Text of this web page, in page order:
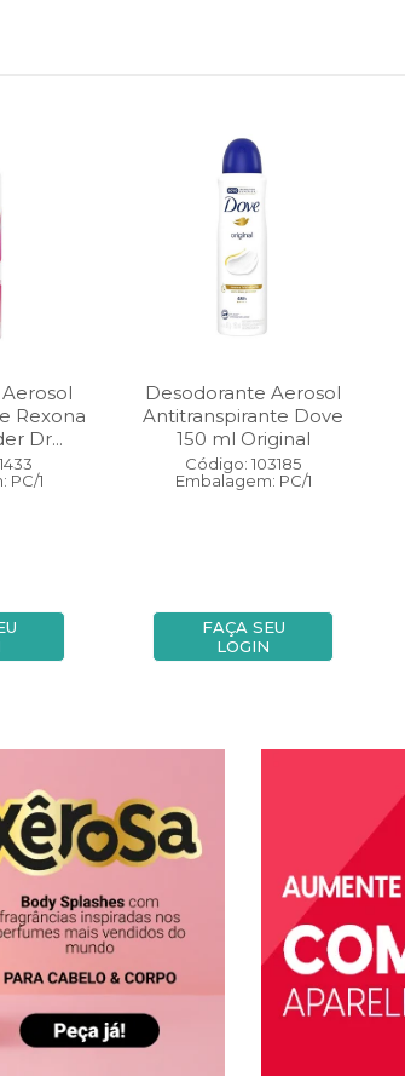
Rexona
Dr...
PC/1
Desodorante Aerosol
Antitranspirante Dove
150 ml Original
Código: 103185
Embalagem: PC/1
FAÇA SEU
LOGIN